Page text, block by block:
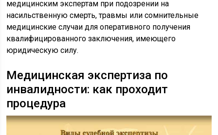
медицинским экспертам при подозрении на
насильственную смерть, травмы или сомнительные
медицинские случаи для оперативного получения
квалифицированного заключения, имеющего
юридическую силу.
Медицинская экспертиза по
инвалидности: как проходит
процедура